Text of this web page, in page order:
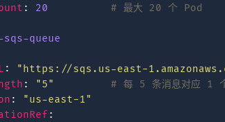
: 20
# 最大 20 个 Pod
sqs-queue
:
"https://sqs.us-east-
: "5"
# 每 5 条消息对应 1
:
"us-east-1"
: